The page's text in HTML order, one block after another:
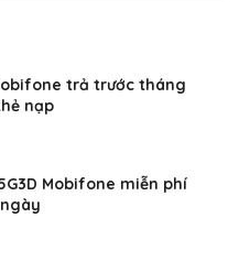
trả trước tháng
nạp
Mobifone miễn phí